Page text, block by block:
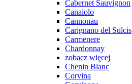
Cabernet Sauvignon
Canaiolo
Cannonau
Carignano del Sulcis
Carmenere
Chardonnay
zobacz więcej
Chenin Blanc
Corvina